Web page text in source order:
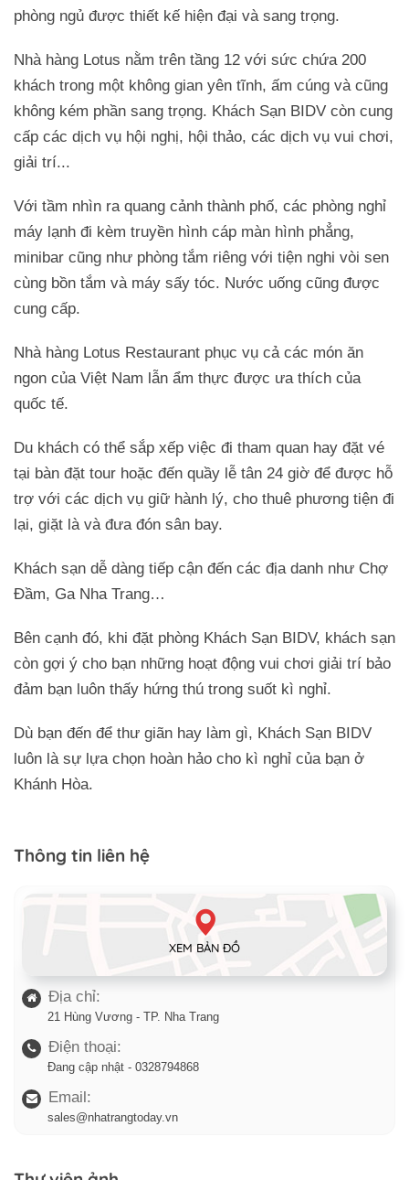
phòng ngủ được thiết kế hiện đại và sang trọng.
Nhà hàng Lotus nằm trên tầng 12 với sức chứa 200
khách trong một không gian yên tĩnh, ấm cúng và cũng
không kém phần sang trọng. Khách Sạn BIDV còn cung
cấp các dịch vụ hội nghị, hội thảo, các dịch vụ vui chơi,
giải trí...
Với tầm nhìn ra quang cảnh thành phố, các phòng nghỉ
máy lạnh đi kèm truyền hình cáp màn hình phẳng,
minibar cũng như phòng tắm riêng với tiện nghi vòi sen
cùng bồn tắm và máy sấy tóc. Nước uống cũng được
cung cấp.
Nhà hàng Lotus Restaurant phục vụ cả các món ăn
ngon của Việt Nam lẫn ẩm thực được ưa thích của
quốc tế.
Du khách có thể sắp xếp việc đi tham quan hay đặt vé
tại bàn đặt tour hoặc đến quầy lễ tân 24 giờ để được hỗ
trợ với các dịch vụ giữ hành lý, cho thuê phương tiện đi
lại, giặt là và đưa đón sân bay.
Khách sạn dễ dàng tiếp cận đến các địa danh như Chợ
Đầm, Ga Nha Trang…
Bên cạnh đó, khi đặt phòng Khách Sạn BIDV, khách sạn
còn gợi ý cho bạn những hoạt động vui chơi giải trí bảo
đảm bạn luôn thấy hứng thú trong suốt kì nghỉ.
Dù bạn đến để thư giãn hay làm gì, Khách Sạn BIDV
luôn là sự lựa chọn hoàn hảo cho kì nghỉ của bạn ở
Khánh Hòa.
Thông tin liên hệ
XEM BẢN ĐỒ
Địa chỉ:
21 Hùng Vương - TP. Nha Trang
Điện thoại:
Đang cập nhật - 0328794868
Email:
sales@nhatrangtoday.vn